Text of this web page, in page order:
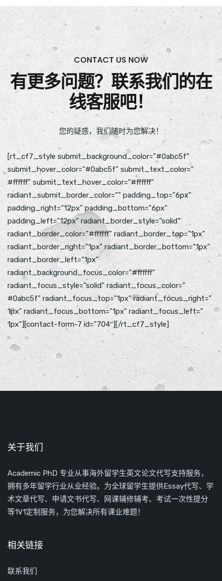
CONTACT US NOW
有更多问题？联系我们的在
线客服吧！
您的疑惑，我们随时为您解决！
[rt_cf7_style submit_background_color=”#0abc5f”
submit_hover_color=”#0abc5f” submit_text_color=”
#ffffff” submit_text_hover_color=”#ffffff”
radiant_submit_border_color=”” padding_top=”6px”
padding_right=”12px” padding_bottom=”6px”
padding_left=”12px” radiant_border_style=”solid”
radiant_border_color=”#ffffff” radiant_border_top=”1px”
radiant_border_right=”1px” radiant_border_bottom=”1px”
radiant_border_left=”1px”
radiant_background_focus_color=”#ffffff”
radiant_focus_style=”solid” radiant_focus_color=”
#0abc5f” radiant_focus_top=”1px” radiant_focus_right=”
1px” radiant_focus_bottom=”1px” radiant_focus_left=”
1px”][contact-form-7 id=”704″][/rt_cf7_style]
关于我们
Academic PhD 专业从事海外留学生英文论文代写支持服务，
拥有多年留学行业从业经验。为全球留学生提供Essay代写、学
术文章代写、申请文书代写、网课辅修辅考、考试一次性提分
等1V1定制服务，为您解决所有课业难题！
相关链接
联系我们